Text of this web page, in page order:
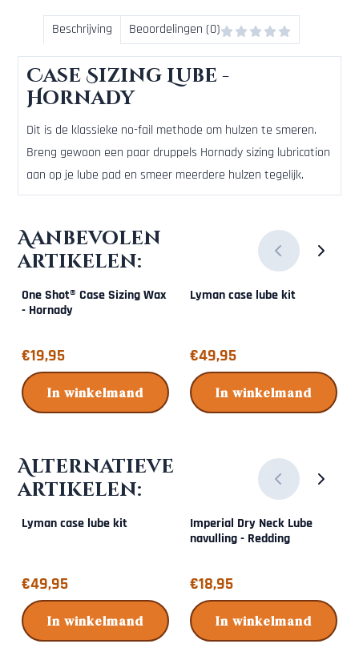
Beschrijving Beoordelingen (0)
Case Sizing Lube -
Hornady
Dit is de klassieke no-fail methode om hulzen te smeren.
Breng gewoon een paar druppels Hornady sizing lubrication
aan op je lube pad en smeer meerdere hulzen tegelijk.
Aanbevolen
artikelen:
One Shot® Case Sizing Wax
- Hornady
Prijs: 19,95
€19,95
In winkelmand
Lyman case lube kit
Prijs: 49,95
€49,95
In winkelmand
Alternatieve
artikelen:
Lyman case lube kit
Prijs: 49,95
€49,95
In winkelmand
Imperial Dry Neck Lube
navulling - Redding
Prijs: 18,95
€18,95
In winkelmand